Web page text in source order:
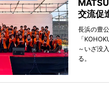
交流促
長浜の豊
「
～いざ没
る。